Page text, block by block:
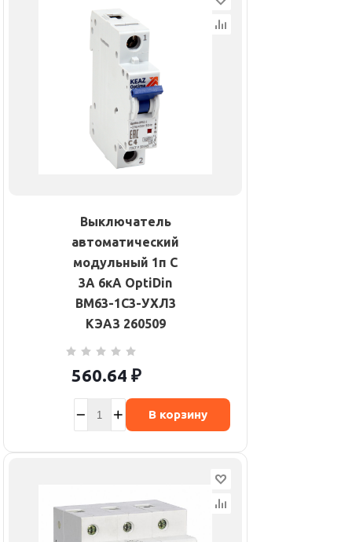
Выключатель
автоматический
модульный 1п C
3А 6кА OptiDin
BM63-1C3-УХЛ3
КЭАЗ 260509
560.64 ₽
В корзину